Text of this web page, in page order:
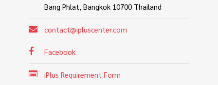
Bang Phlat, Bangkok 10700 Thailand
contact@ipluscenter.com
Facebook
iPlus Requirement Form